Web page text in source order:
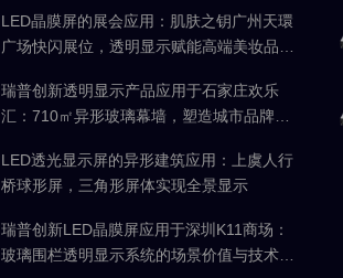
LED晶膜屏的展会应用：肌肤之钥广州天環
广场快闪展位，透明显示赋能高端美妆品牌
瑞普创新透明显示产品应用于石家庄欢乐
汇：710㎡异形玻璃幕墙，塑造城市品牌封
LED透光显示屏的异形建筑应用：上虞人行
桥球形屏，三角形屏体实现全景显示
瑞普创新LED晶膜屏应用于深圳K11商场：
玻璃围栏透明显示系统的场景价值与技术实